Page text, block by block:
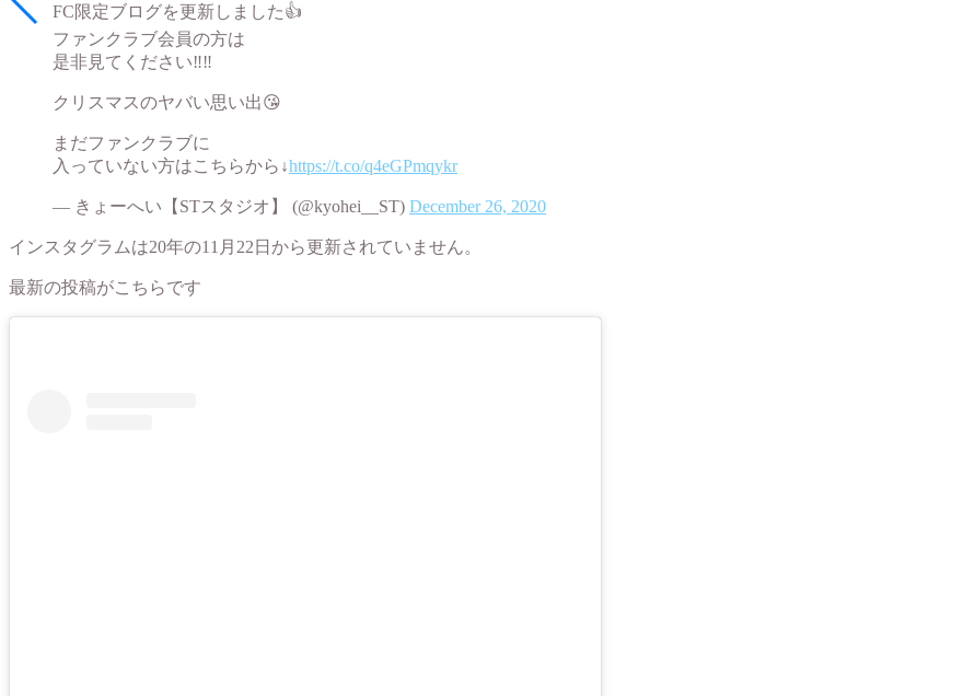
FC限定ブログを更新しました👍
ファンクラブ会員の方は
是非見てください‼️‼️
クリスマスのヤバい思い出😘
まだファンクラブに
入っていない方はこちらから↓https://t.co/q4eGPmqykr
— きょーへい【STスタジオ】 (@kyohei__ST) December 26, 2020
インスタグラムは20年の11月22日から更新されていません。
最新の投稿がこちらです